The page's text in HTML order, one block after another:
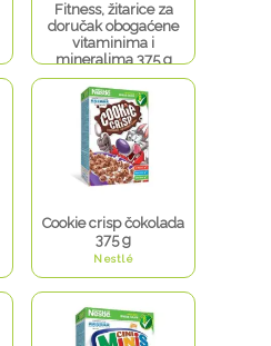
Fitness, žitarice za
doručak obogaćene
vitaminima i
mineralima 375 g
Nestlé
Cookie crisp čokolada
375 g
Nestlé